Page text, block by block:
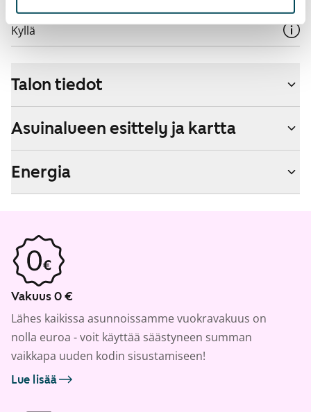
Savuton talo
Kyllä
Talon tiedot
Asuinalueen esittely ja kartta
Energia
Vakuus 0 €
Lähes kaikissa asunnoissamme vuokravakuus on
nolla euroa - voit käyttää säästyneen summan
vaikkapa uuden kodin sisustamiseen!
Lue lisää